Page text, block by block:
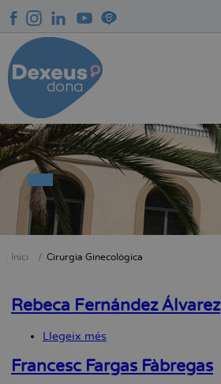
contingut
Inici Cirurgia Ginecològica
Rebeca Fernández Álvarez
Llegeix més
Fernández
Álvarez
Francesc Fargas Fàbregas